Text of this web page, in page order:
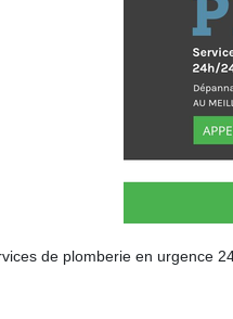
de plomberie en urgence